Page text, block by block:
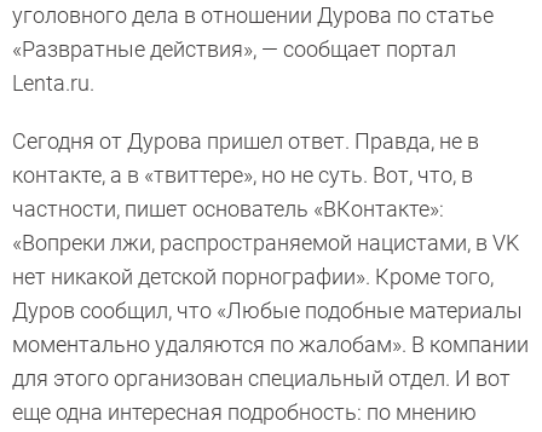
уголовного дела в отношении Дурова по статье
«Развратные действия», — сообщает портал
Lenta.ru.
Сегодня от Дурова пришел ответ. Правда, не в
контакте, а в «твиттере», но не суть. Вот, что, в
частности, пишет основатель «ВКонтакте»:
«Вопреки лжи, распространяемой нацистами, в VK
нет никакой детской порнографии». Кроме того,
Дуров сообщил, что «Любые подобные материалы
моментально удаляются по жалобам». В компании
для этого организован специальный отдел. И вот
еще одна интересная подробность: по мнению